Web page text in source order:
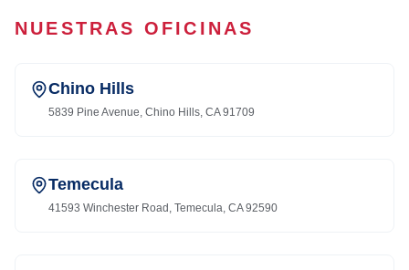
NUESTRAS OFICINAS
Chino Hills
5839 Pine Avenue, Chino Hills, CA 91709
Temecula
41593 Winchester Road, Temecula, CA 92590